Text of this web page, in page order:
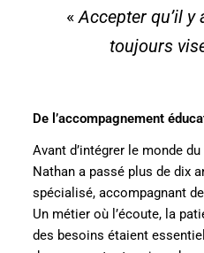
« Accepter qu’il
toujours
De l’accompagnement
Avant d’intégrer le monde
Nathan a passé plus de dix
spécialisé, accompagnant
Un métier où l’écoute, la
des besoins étaient